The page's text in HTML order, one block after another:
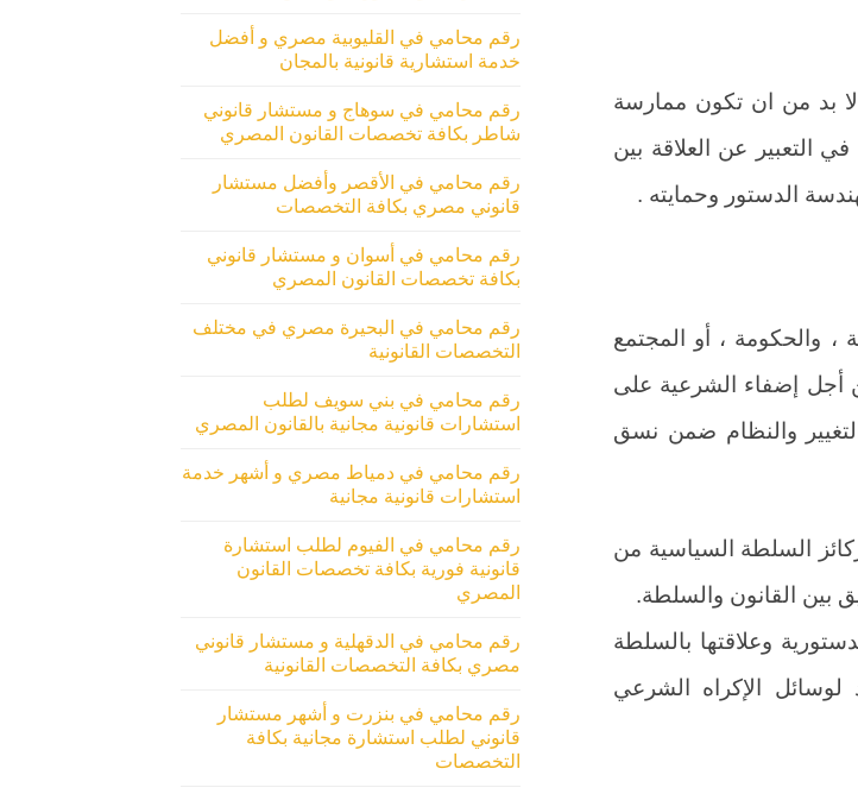
لا بد من ان تكون ممارسة
التعبير عن العلاقة بين
الدستور وحمايته .
، والحكومة ، أو المجتمع
أجل إضفاء الشرعية على
والنظام ضمن نسق
السلطة السياسية من
بين القانون والسلطة.
وعلاقتها بالسلطة
لوسائل الإكراه الشرعي
رقم محامي في القليوبية مصري و أفضل
خدمة استشارية قانونية بالمجان
رقم محامي في سوهاج و مستشار قانوني
شاطر بكافة تخصصات القانون المصري
رقم محامي في الأقصر وأفضل مستشار
قانوني مصري بكافة التخصصات
رقم محامي في أسوان و مستشار قانوني
بكافة تخصصات القانون المصري
رقم محامي في البحيرة مصري في مختلف
التخصصات القانونية
رقم محامي في بني سويف لطلب
استشارات قانونية مجانية بالقانون المصري
رقم محامي في دمياط مصري و أشهر خدمة
استشارات قانونية مجانية
رقم محامي في الفيوم لطلب استشارة
قانونية فورية بكافة تخصصات القانون
المصري
رقم محامي في الدقهلية و مستشار قانوني
مصري بكافة التخصصات القانونية
رقم محامي في بنزرت و أشهر مستشار
قانوني لطلب استشارة مجانية بكافة
التخصصات